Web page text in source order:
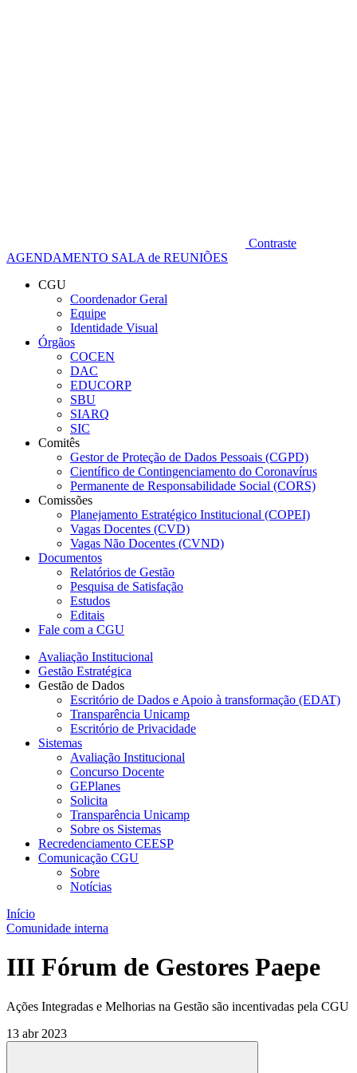
Contraste
AGENDAMENTO SALA de REUNIÕES
CGU
Coordenador Geral
Equipe
Identidade Visual
Órgãos
COCEN
DAC
EDUCORP
SBU
SIARQ
SIC
Comitês
Gestor de Proteção de Dados Pessoais (CGPD)
Científico de Contingenciamento do Coronavírus
Permanente de Responsabilidade Social (CORS)
Comissões
Planejamento Estratégico Institucional (COPEI)
Vagas Docentes (CVD)
Vagas Não Docentes (CVND)
Documentos
Relatórios de Gestão
Pesquisa de Satisfação
Estudos
Editais
Fale com a CGU
Avaliação Institucional
Gestão Estratégica
Gestão de Dados
Escritório de Dados e Apoio à transformação (EDAT)
Transparência Unicamp
Escritório de Privacidade
Sistemas
Avaliação Institucional
Concurso Docente
GEPlanes
Solicita
Transparência Unicamp
Sobre os Sistemas
Recredenciamento CEESP
Comunicação CGU
Sobre
Notícias
Início
Comunidade interna
III Fórum de Gestores Paepe
Ações Integradas e Melhorias na Gestão são incentivadas pela CGU
13 abr 2023